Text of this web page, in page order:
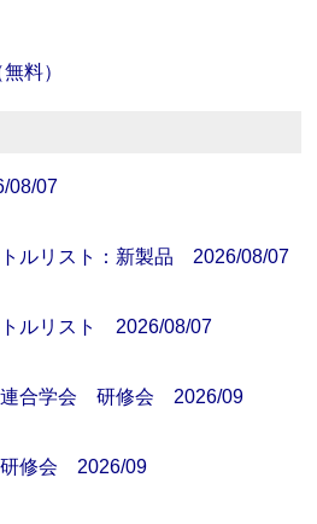
料）
08/07
ルリスト：新製品 2026/08/07
ルリスト 2026/08/07
連合学会 研修会 2026/09
修会 2026/09